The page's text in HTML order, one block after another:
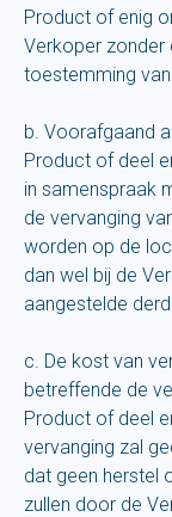
Product of enig
Verkoper zonder
toestemming
b. Voorafgaand
Product of deel
in samenspraak
de vervanging
worden op de
dan wel bij de
aangestelde
c. De kost van
betreffende de
Product of deel
vervanging zal
dat geen herstel
zullen door de